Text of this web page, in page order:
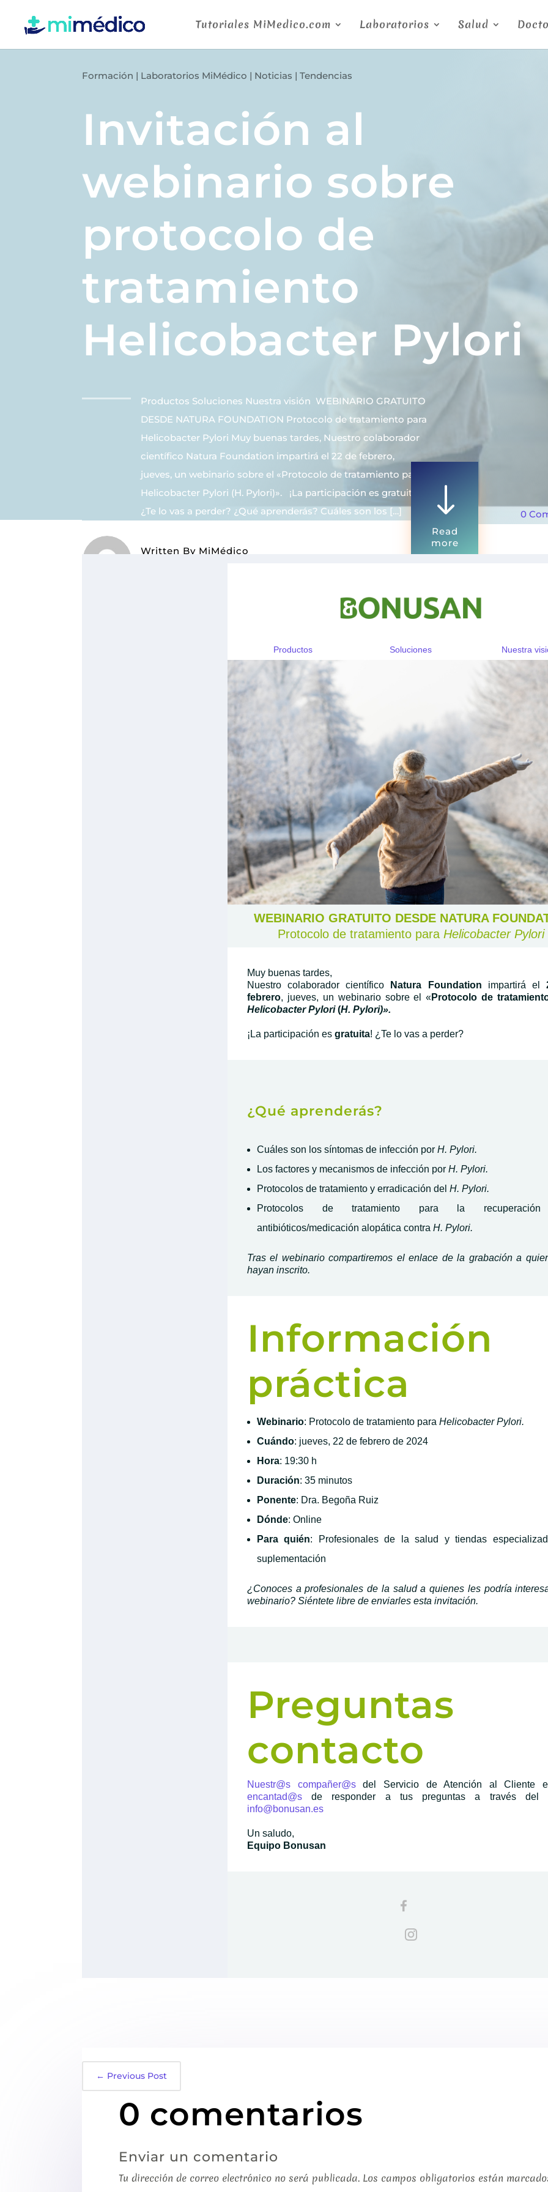
Tutoriales MiMedico.com Laboratorios Salud
Formación | Laboratorios MiMédico | Noticias |Tendencias
Invitación al
webinario sobre
protocolo de
tratamiento
Helicobacter Pylori
Productos Soluciones Nuestra visión WEBINARIO GRATUITO
DESDE NATURA FOUNDATION Protocolo de tratamiento para
Helicobacter Pylori Muy buenas tardes, Nuestro colaborador
científico Natura Foundation impartirá el 22 de febrero,
jueves, un webinario sobre el «Protocolo de tratamiento para
Helicobacter Pylori (H. Pylori)». ¡La participación es gratuita!
¿Te lo vas a perder? ¿Qué aprenderás? Cuáles son los […]
Written By MiMédico
"
Read
more
0
Productos Soluciones Nuestra
WEBINARIO GRATUITO DESDE NATURA
Protocolo de tratamiento para Helicobacter Pylori
Muy buenas tardes,
Nuestro colaborador científico
Natura Foundation impartirá el
febrero, jueves, un webinario sobre el «Protocolo de
Helicobacter Pylori(H. Pylori)».
¡La participación es gratuita! ¿Te lo vas a perder?
¿Qué aprenderás?
Cuáles son los síntomas de infección por H. Pylori.
Los factores y mecanismos de infección por H. Pylori.
Protocolos de tratamiento y erradicación del H. Pylori.
Protocolos de tratamiento para la
antibióticos/medicación alopática contra H. Pylori.
Tras el webinario compartiremos el enlace de la grabación a
hayan inscrito.
Información
práctica
Webinario: Protocolo de tratamiento para Helicobacter Pylori.
Cuándo: jueves, 22 de febrero de 2024
Hora: 19:30 h
Duración: 35 minutos
Ponente: Dra. Begoña Ruiz
Dónde: Online
Para quién: Profesionales de la salud y tiendas
suplementación
¿Conoces a profesionales de la salud a quienes les podría
webinario? Siéntete libre de enviarles esta invitación.
Preguntas
contacto
Nuestr@s compañer@sdel Servicio de Atención al Cliente
encantad@s de responder a tus preguntas a través del
info@bonusan.es
Un saludo,
Equipo Bonusan
← Previous Post
0 comentarios
Enviar un comentario
Tu dirección de correo electrónico no será publicada. Los campos obligatorios están